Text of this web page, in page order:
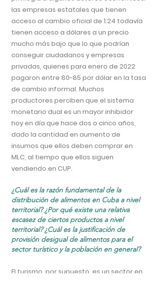
las empresas estatales que tienen
acceso al cambio oficial de 1:24 todavía
tienen acceso a dólares a un precio
mucho más bajo que lo que podrían
conseguir ciudadanos y empresas
privadas, quienes para enero de 2022
pagaron entre 80-85 por dólar en la tasa
de cambio informal. Muchos
productores perciben que el sistema
monetario dual es un mayor inhibidor
hoy en día que hace dos o cinco años,
dado la cantidad en aumento de
insumos que ellos deben comprar en
MLC, al tiempo que ellos siguen
vendiendo en CUP.
¿Cuál es la razónfundamental de la
distribución de alimentos en Cuba a nivel
territorial? ¿Por qué existe una relativa
escasez de ciertos productos a nivel
territorial? ¿Cuál es la justificación de
provisión desigual de alimentos para el
sector turístico y la población en general?
El turismo, por supuesto, es un sector en